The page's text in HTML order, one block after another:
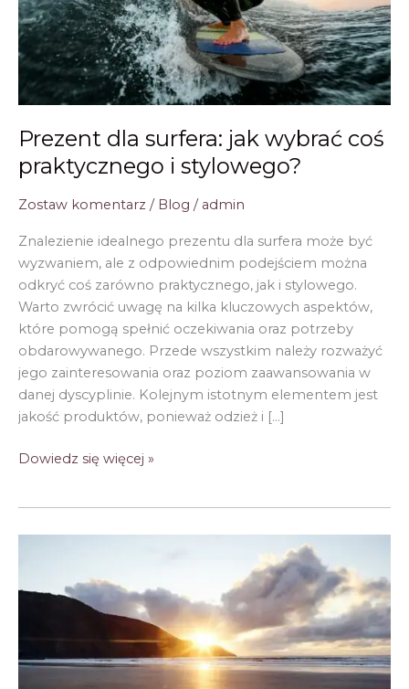
Prezent dla surfera: jak wybrać coś
praktycznego i stylowego?
Zostaw komentarz / Blog / admin
Znalezienie idealnego prezentu dla surfera może być
wyzwaniem, ale z odpowiednim podejściem można
odkryć coś zarówno praktycznego, jak i stylowego.
Warto zwrócić uwagę na kilka kluczowych aspektów,
które pomogą spełnić oczekiwania oraz potrzeby
obdarowywanego. Przede wszystkim należy rozważyć
jego zainteresowania oraz poziom zaawansowania w
danej dyscyplinie. Kolejnym istotnym elementem jest
jakość produktów, ponieważ odzież i […]
Prezent
praktycznego
Dowiedz się więcej »